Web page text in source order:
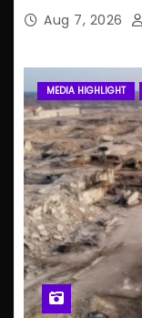
Aug 7, 2026
MEDIA HIGHLIGHT